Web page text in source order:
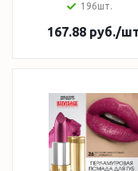
196шт.
167.88руб./